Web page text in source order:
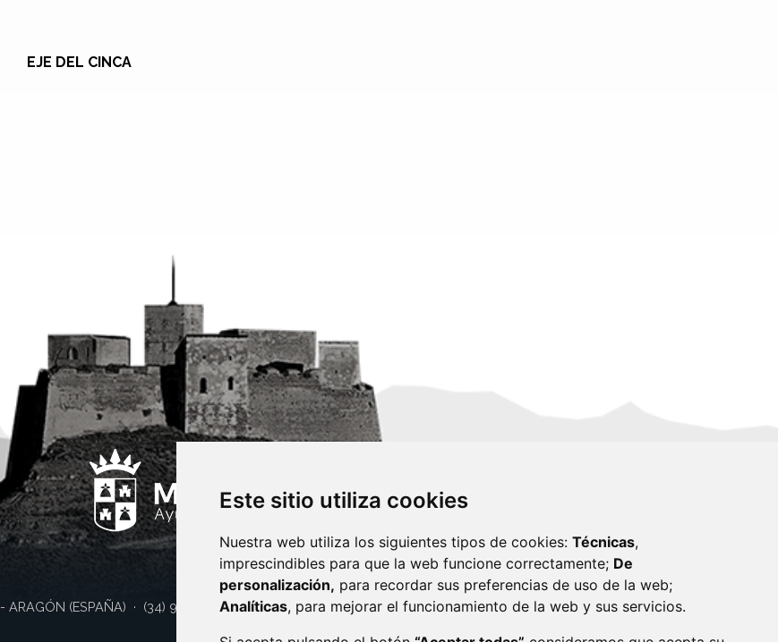
Este sitio utiliza cookies
Nuestra web utiliza los siguientes tipos de cookies: Técnicas,
imprescindibles para que la web funcione correctamente; De
personalización, para recordar sus preferencias de uso de la web;
Analíticas, para mejorar el funcionamiento de la web y sus servicios.
EJE DEL CINCA
- ARAGÓN (ESPAÑA) · (34) 974 400 700 ·sac@monzon.es monzon.es